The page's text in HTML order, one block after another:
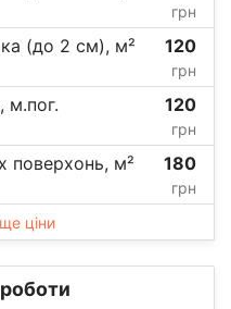
грн
(до 2 см), м² 120
грн
м.пог. 120
грн
поверхонь, м² 180
грн
ціни